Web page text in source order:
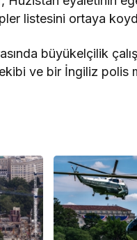
listesini ortaya
büyükelçilik
ve bir İngiliz polis